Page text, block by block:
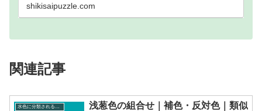
shikisaipuzzle.com
関連記事
浅葱色の組合せ｜補色・反対色｜類似